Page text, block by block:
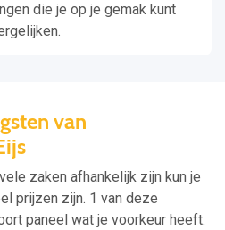
die je op je gemak kunt
van
zaken afhankelijk zijn kun je
prijzen zijn. 1 van deze
paneel wat je voorkeur heeft.